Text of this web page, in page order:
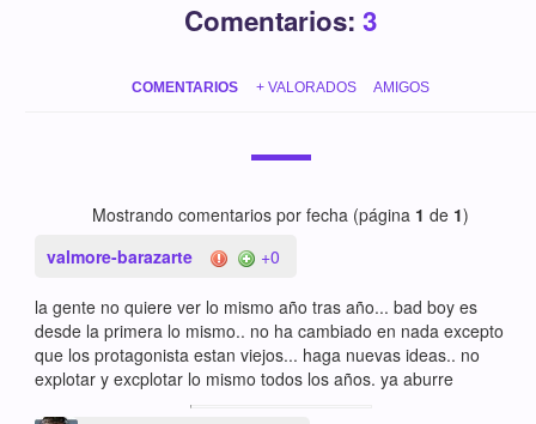
Comentarios: 3
COMENTARIOS + VALORADOS AMIGOS
Mostrando comentarios por fecha (página 1 de 1)
valmore-barazarte
+0
la gente no quiere ver lo mismo año tras año... bad boy es
desde la primera lo mismo.. no ha cambiado en nada excepto
que los protagonista estan viejos... haga nuevas ideas.. no
explotar y excplotar lo mismo todos los años. ya aburre